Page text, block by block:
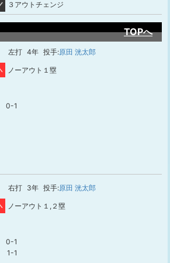
３アウトチェンジ
TOPへ
左打 4年 投手:原田 洸太郎
ノーアウト１塁
0-1
右打 3年 投手:原田 洸太郎
ノーアウト１,２塁
0-1
1-1